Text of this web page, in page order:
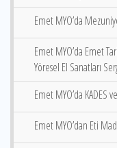
Emet MYO’da
Emet MYO’da Emet
Yöresel El Sanatları
Emet MYO’da KADES
Emet MYO’dan Eti